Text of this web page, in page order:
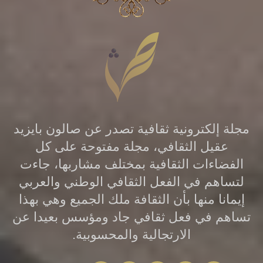
مؤلفاته بلورة ثقافة فلسفية لمواجهة خيبات
الأمل.وحماية العقل من الإنسياق وراء
الأفكار المحبطة وهذا يفرضُ العمل على
دعم الأمن العقلي خصوصاً عندما تأخذ
الأزمات والكوارث بتلابيب البشرية. يرسمُ
أساسية للقدرة على الحياة فالجهلُ عند
سقراط يعادل الشقاء والبؤس كما أنَّ
الخوف هو مصدر التعاسة لدى أبيقور
وبرأي سبينوزا تمنع الأهواء الحزينة القدرة
على التمتع بالحياة.والإستلاب حسب فهم
ماركس هو ما يؤدي إلى الإغتراب ويرى
مجلة إلكترونية ثقافية تصدر عن صالون بايزيد
عقيل الثقافي، مجلة مفتوحة على كل
الفضاءات الثقافية بمختلف مشاربها، جاءت
لتساهم في الفعل الثقافي الوطني والعربي
إيمانا منها بأن الثقافة ملك الجميع وهي بهذا
تساهم في فعل ثقافي جاد ومؤسس بعيدا عن
الارتجالية والمحسوبية.